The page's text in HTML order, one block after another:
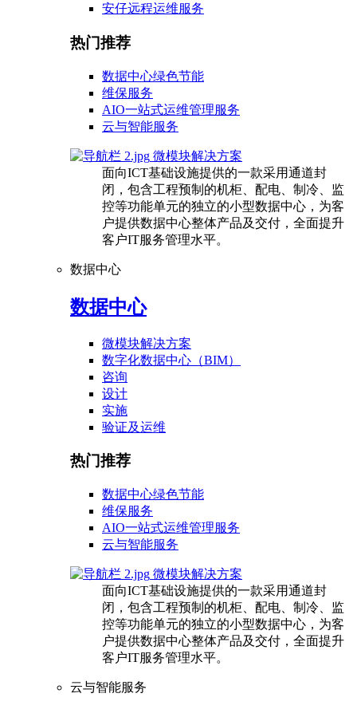
安仔远程运维服务
热门推荐
数据中心绿色节能
维保服务
AIO一站式运维管理服务
云与智能服务
微模块解决方案
面向ICT基础设施提供的一款采用通道封
闭，包含工程预制的机柜、配电、制冷、监
控等功能单元的独立的小型数据中心，为客
户提供数据中心整体产品及交付，全面提升
客户IT服务管理水平。
数据中心
数据中心
微模块解决方案
数字化数据中心（BIM）
咨询
设计
实施
验证及运维
热门推荐
数据中心绿色节能
维保服务
AIO一站式运维管理服务
云与智能服务
微模块解决方案
面向ICT基础设施提供的一款采用通道封
闭，包含工程预制的机柜、配电、制冷、监
控等功能单元的独立的小型数据中心，为客
户提供数据中心整体产品及交付，全面提升
客户IT服务管理水平。
云与智能服务